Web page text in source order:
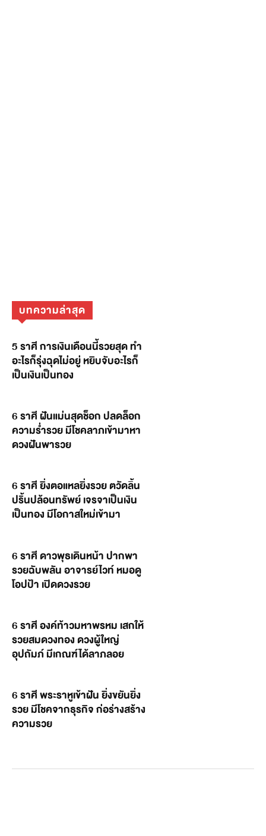
บทความล่าสุด
5 ราศี การเงินเดือนนี้รวยสุด ทำ
อะไรก็รุ่งฉุดไม่อยู่ หยิบจับอะไรก็
เป็นเงินเป็นทอง
6 ราศี ฝันแม่นสุดช็อก ปลดล็อก
ความร่ำรวย มีโชคลาภเข้ามาหา
ดวงฝันพารวย
6 ราศี ยิ่งตอแหลยิ่งรวย ตวัดลิ้น
ปริ้นปล้อนทรัพย์ เจรจาเป็นเงิน
เป็นทอง มีโอกาสใหม่เข้ามา
6 ราศี ดาวพุธเดินหน้า ปากพา
รวยฉับพลัน อาจารย์ไวท์ หมอดู
โอปป้า เปิดดวงรวย
6 ราศี องค์ท้าวมหาพรหม เสกให้
รวยสมดวงทอง ดวงผู้ใหญ่
อุปถัมภ์ มีเกณฑ์ได้ลาภลอย
6 ราศี พระราหูเข้าฝัน ยิ่งขยันยิ่ง
รวย มีโชคจากธุรกิจ ก่อร่างสร้าง
ความรวย